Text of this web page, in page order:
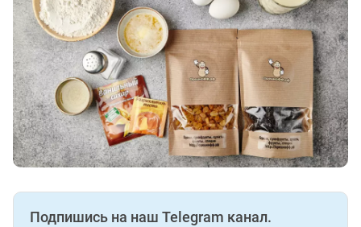
Подпишись на наш Telegram канал.